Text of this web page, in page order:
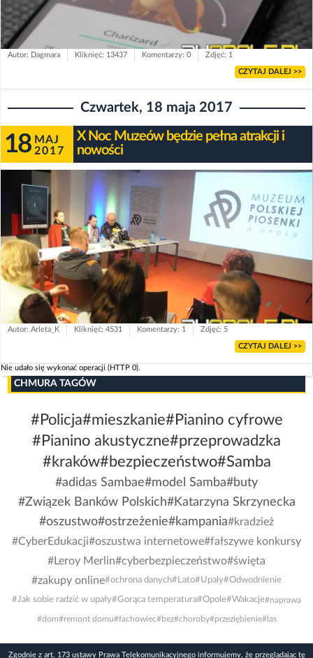
Autor: Dagmara Kliknięć: 13437 Komentarzy: 0 Zdjęć: 1
CZYTAJ DALEJ >>
Czwartek, 18 maja 2017
18 MAJ
2017
X Noc Muzeów będzie pełna atrakcji i
nowości
Autor: Arleta_K Kliknięć: 4531 Komentarzy: 1 Zdjęć: 5
CZYTAJ DALEJ >>
Nie udało się wykonać operacji (HTTP 0).
CHMURA TAGÓW
#Policja#mieszkanie#Pianino cyfrowe
#Pianino akustyczne#przeprowadzka
#kraków#bezpieczeństwo#Samba
#adidas Sambae#model Samba#buty
#Związek Banków Polskich#Katarzyna Skrzynecka
#oszustwo#ostrzeżenie#kampania#kradzież
#CyberEdukacji#oszustwa internetowe#fałszywe konkursy
#Leroy Merlin#cyberbezpieczeństwo#święta
#zakupy online#ochrona danych#Lato#Upaly#Odwodnienie
#Jak sobie radzić w upały#Gorąca temperatura#Opole#Wakacje#naprawa
#dom#remont domu#fachowiec#bez#choroby#przeziębienie#las
Zgodnie z art. 173 ustawy Prawa Telekomunikacyjnego informujemy, że przeglądając tę